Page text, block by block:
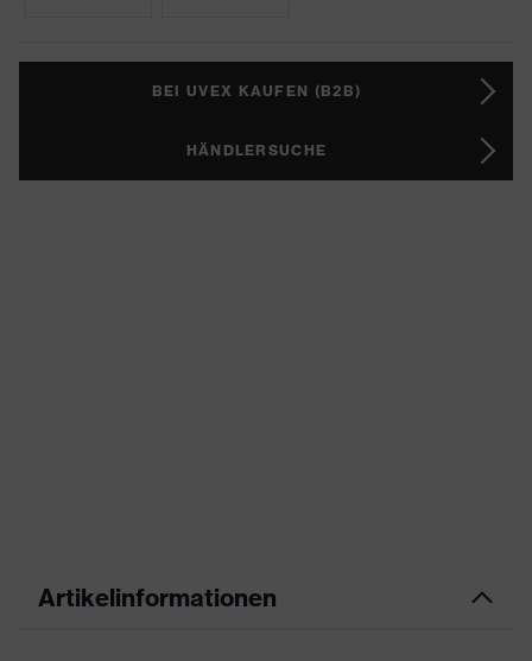
BEI UVEX KAUFEN (B2B)
HÄNDLERSUCHE
Artikelinformationen